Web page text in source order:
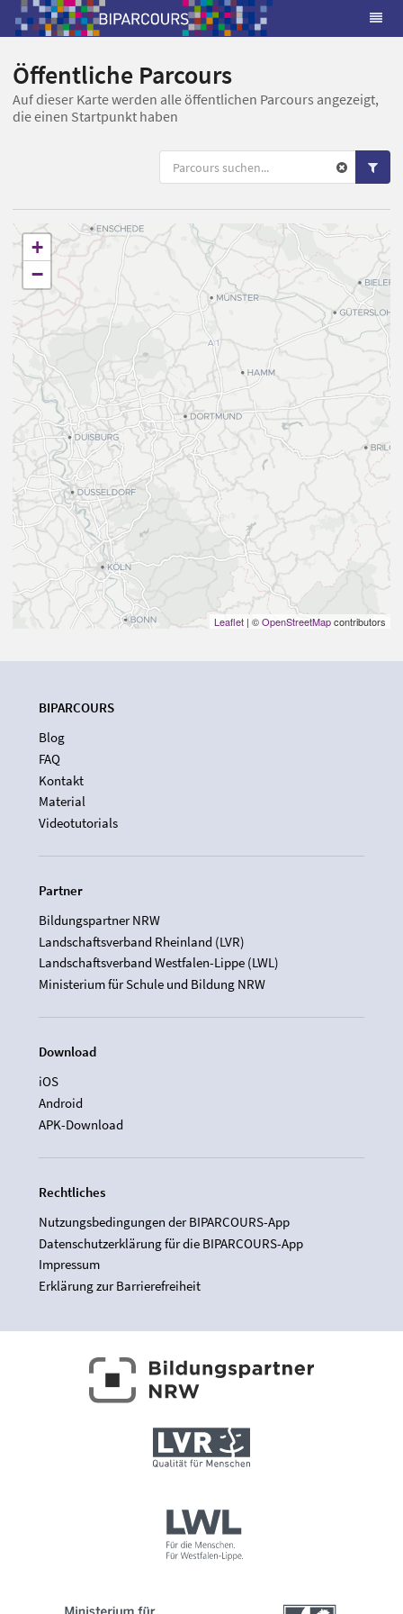
Öffentliche Parcours
Auf dieser Karte werden alle öffentlichen Parcours angezeigt,
die einen Startpunkt haben
+
−
Leaflet | ©OpenStreetMapcontributors
BIPARCOURS
Blog
FAQ
Kontakt
Material
Videotutorials
Partner
Bildungspartner NRW
Landschaftsverband Rheinland (LVR)
Landschaftsverband Westfalen-Lippe (LWL)
Ministerium für Schule und Bildung NRW
Download
iOS
Android
APK-Download
Rechtliches
Nutzungsbedingungen der BIPARCOURS-App
Datenschutzerklärung für die BIPARCOURS-App
Impressum
Erklärung zur Barrierefreiheit